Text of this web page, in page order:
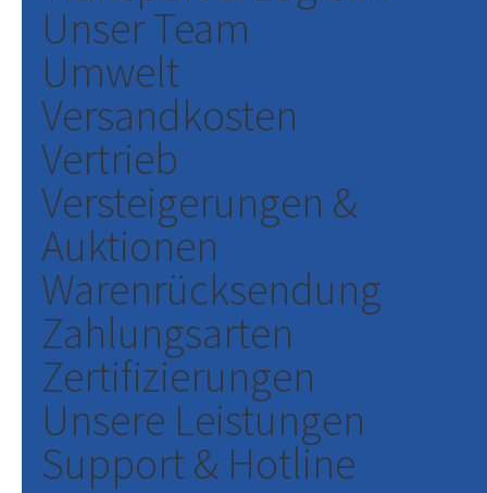
Unser Team
Umwelt
Versandkosten
Vertrieb
Versteigerungen &
Auktionen
Warenrücksendung
Zahlungsarten
Zertifizierungen
Unsere Leistungen
Support & Hotline